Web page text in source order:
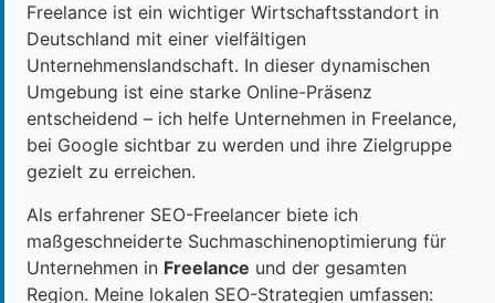
Freelance ist ein wichtiger Wirtschaftsstandort in
Deutschland mit einer vielfältigen
Unternehmenslandschaft. In dieser dynamischen
Umgebung ist eine starke Online-Präsenz
entscheidend – ich helfe Unternehmen in Freelance,
bei Google sichtbar zu werden und ihre Zielgruppe
gezielt zu erreichen.
Als erfahrener SEO-Freelancer biete ich
maßgeschneiderte Suchmaschinenoptimierung für
Unternehmen in Freelance und der gesamten
Region. Meine lokalen SEO-Strategien umfassen: